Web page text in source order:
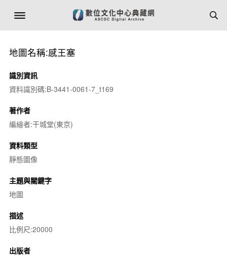
地圖名稱:感王塞
識別資訊
資料識別碼:B-3441-0061-7_t169
著作者
編繪者:干城堂(東京)
資料類型
靜態圖像
主題與關鍵字
地圖
描述
比例尺:20000
出版者